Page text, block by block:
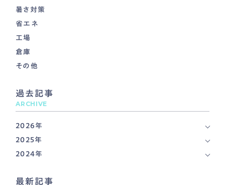
暑さ対策
省エネ
工場
倉庫
その他
過去記事
ARCHIVE
2026年
2025年
2024年
最新記事